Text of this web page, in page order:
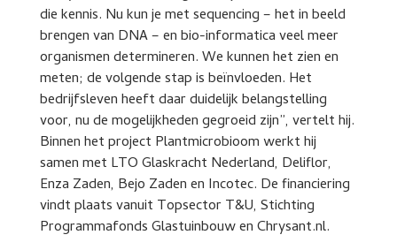
die kennis. Nu kun je met sequencing – het in beeld
brengen van DNA – en bio-informatica veel meer
organismen determineren. We kunnen het zien en
meten; de volgende stap is beïnvloeden. Het
bedrijfsleven heeft daar duidelijk belangstelling
voor, nu de mogelijkheden gegroeid zijn”, vertelt hij.
Binnen het project Plantmicrobioom werkt hij
samen met LTO Glaskracht Nederland, Deliflor,
Enza Zaden, Bejo Zaden en Incotec. De financiering
vindt plaats vanuit Topsector T&U, Stichting
Programmafonds Glastuinbouw en Chrysant.nl.